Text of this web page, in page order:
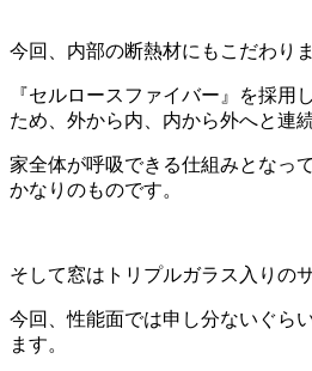
今回、内部の断熱材にもこだわりま
『セルロースファイバー』を採用
ため、外から内、内から外へと連
家全体が呼吸できる仕組みとなっ
かなりのものです。
そして窓はトリプルガラス入りの
今回、性能面では申し分ないぐら
ます。